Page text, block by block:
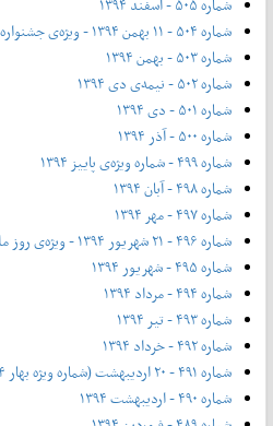
شماره ۵۰۵ - اسفند ۱۳۹۴
شماره ۵۰۴ - ۱۱ بهمن ۱۳۹۴ - ویژه‌ی جشنواره فیلم فجر
شماره ۵۰۳ - بهمن ۱۳۹۴
شماره ۵۰۲ - نیمه‌ی دی ۱۳۹۴
شماره ۵۰۱ - دی ۱۳۹۴
شماره ۵۰۰ - آذر ۱۳۹۴
شماره ۴۹۹ - شماره ویژه‌ی پاییز ۱۳۹۴
شماره ۴۹۸ - آبان ۱۳۹۴
شماره ۴۹۷ - مهر ۱۳۹۴
شماره ۴۹۶ - ۲۱ شهریور ۱۳۹۴ - ویژه‌ی روز ملی سینما
شماره ۴۹۵ - شهریور ۱۳۹۴
شماره ۴۹۴ - مرداد ۱۳۹۴
شماره ۴۹۳ - تیر ۱۳۹۴
شماره ۴۹۲ - خرداد ۱۳۹۴
شماره ۴۹۱ - ۲۰ اردیبهشت (شماره ویژه بهار ۱۳۹۴)
شماره ۴۹۰ - اردیبهشت ۱۳۹۴